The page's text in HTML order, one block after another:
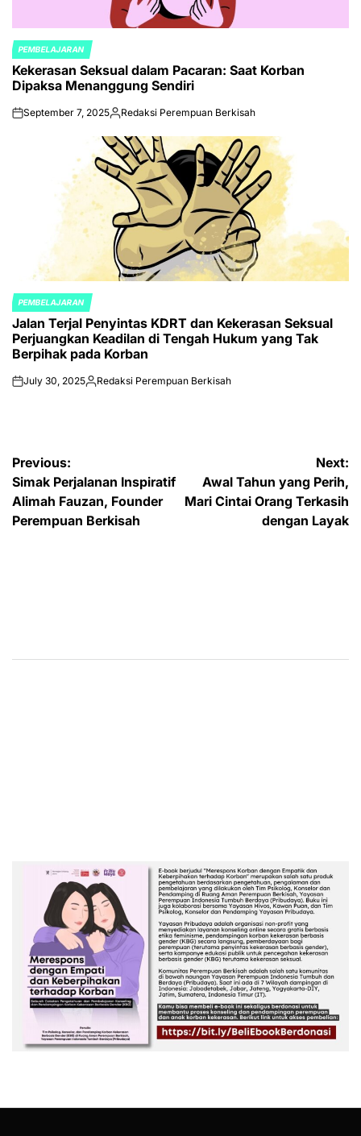
POSTED
IN
PEMBELAJARAN
Kekerasan Seksual dalam Pacaran: Saat Korban
Dipaksa Menanggung Sendiri
onSeptember 7, 2025Posted
Redaksi Perempuan Berkisah
POSTED
IN
PEMBELAJARAN
Jalan Terjal Penyintas KDRT dan Kekerasan Seksual
Perjuangkan Keadilan di Tengah Hukum yang Tak
Berpihak pada Korban
onJuly 30, 2025Posted
Redaksi Perempuan Berkisah
Post
navigation
Previous:
Simak Perjalanan Inspiratif
Alimah Fauzan, Founder
Perempuan Berkisah
Next:
Awal Tahun yang Perih,
Mari Cintai Orang Terkasih
dengan Layak